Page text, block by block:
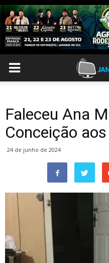
Faleceu Ana
Conceição
24 de junho de 2024